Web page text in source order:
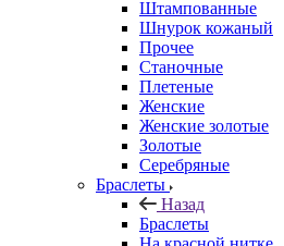
Штампованные
Шнурок кожаный
Прочее
Станочные
Плетеные
Женские
Женские золотые
Золотые
Серебряные
Браслеты
Назад
Браслеты